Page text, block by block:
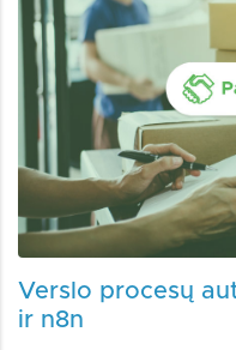
Verslo procesų
ir n8n